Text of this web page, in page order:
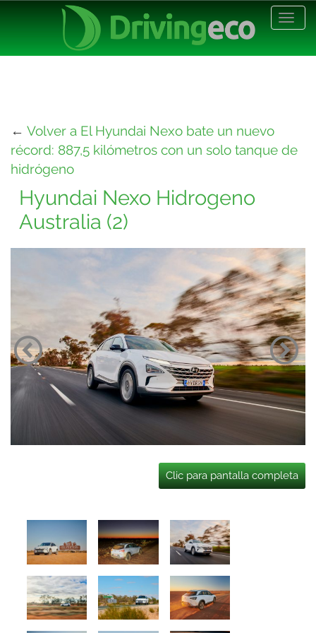
← Volver a El Hyundai Nexo bate un nuevo
récord: 887,5 kilómetros con un solo tanque de
hidrógeno
Hyundai Nexo Hidrogeno
Australia (2)
Clic para pantalla completa